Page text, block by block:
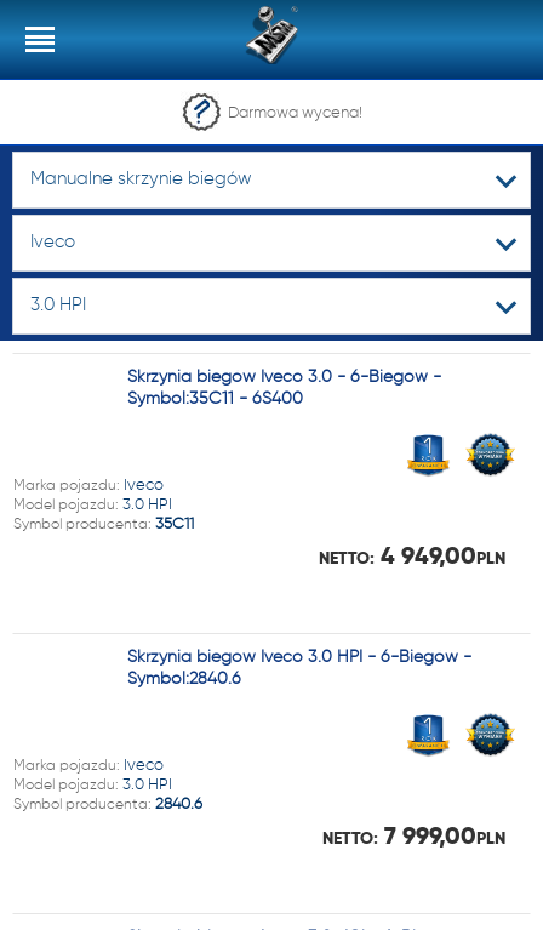
Darmowa wycena!
Manualne skrzynie biegów
Iveco
3.0 HPI
Skrzynia biegów Iveco 3.0 - 6-Biegów -
Symbol:35C11 - 6S400
Marka pojazdu: Iveco
Model pojazdu: 3.0 HPI
Symbol producenta: 35C11
NETTO: 4 949,00PLN
Skrzynia biegów Iveco 3.0 HPI - 6-Biegów -
Symbol:2840.6
Marka pojazdu: Iveco
Model pojazdu: 3.0 HPI
Symbol producenta: 2840.6
NETTO: 7 999,00PLN